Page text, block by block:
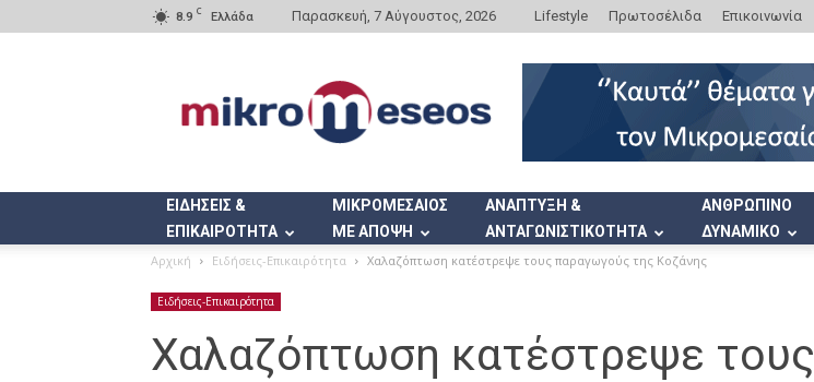
8.9 C Ελλάδα Παρασκευή, 7 Αύγουστος, 2026 Lifestyle Πρωτοσέλιδα Επικοινωνία
ΕΙΔΗΣΕΙΣ &
ΕΠΙΚΑΙΡΟΤΗΤΑ
ΜΙΚΡΟΜΕΣΑΙΟΣ
ΜΕ ΑΠΟΨΗ
ΑΝΑΠΤΥΞΗ &
ΑΝΤΑΓΩΝΙΣΤΙΚΟΤΗΤΑ
ΑΝΘΡΩΠΙΝΟ
ΔΥΝΑΜΙΚΟ
Αρχική Ειδήσεις-Επικαιρότητα Χαλαζόπτωση κατέστρεψε τους παραγωγούς της Κοζάνης
Ειδήσεις-Επικαιρότητα
Χαλαζόπτωση κατέστρεψε τους